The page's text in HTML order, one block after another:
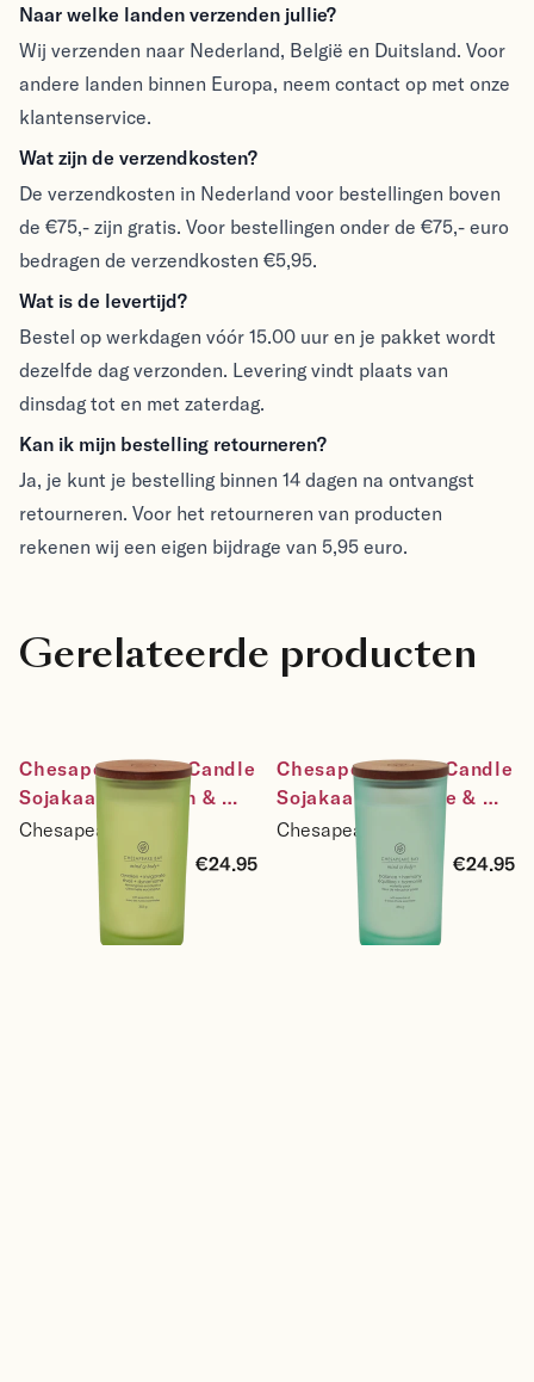
Naar welke landen verzenden jullie?
Wij verzenden naar Nederland, België en Duitsland. Voor
andere landen binnen Europa, neem contact op met onze
klantenservice.
Wat zijn de verzendkosten?
De verzendkosten in Nederland voor bestellingen boven
de €75,- zijn gratis. Voor bestellingen onder de €75,- euro
bedragen de verzendkosten €5,95.
Wat is de levertijd?
Bestel op werkdagen vóór 15.00 uur en je pakket wordt
dezelfde dag verzonden. Levering vindt plaats van
dinsdag tot en met zaterdag.
Kan ik mijn bestelling retourneren?
Ja, je kunt je bestelling binnen 14 dagen na ontvangst
retourneren. Voor het retourneren van producten
rekenen wij een eigen bijdrage van 5,95 euro.
Gerelateerde producten
Chesapeake Bay Candle
Sojakaars Awaken &
Invigorate - Lemongrass
Eucalyptus - maat large
Chesapeake Bay
€24.95
Chesapeake Bay Candle
Sojakaars Balance &
Harmony - Waterlily
Pear - maat large
Chesapeake Bay
€24.95